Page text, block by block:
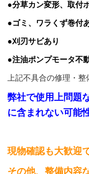
●分草カン変形、取付
●ゴミ、ワラくず巻付
●刈刃サビあり
●注油ポンプモータ不
上記不具合の修理・整
弊社で使用上問題
に含まれない可能
現物確認も大歓迎
その他、整備内容